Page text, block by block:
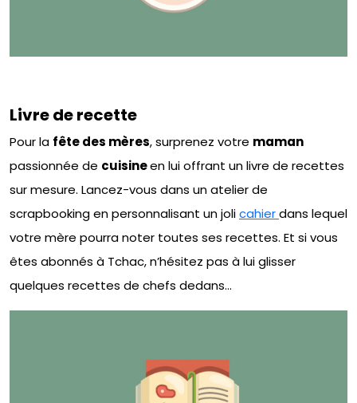
Livre de recette
Pour la fête des mères, surprenez votre maman
passionnée de cuisineen lui offrant un livre de recettes
sur mesure. Lancez-vous dans un atelier de
scrapbooking en personnalisant un jolicahierdans lequel
votre mère pourra noter toutes ses recettes. Et si vous
êtes abonnés à Tchac, n’hésitez pas à lui glisser
quelques recettes de chefs dedans…